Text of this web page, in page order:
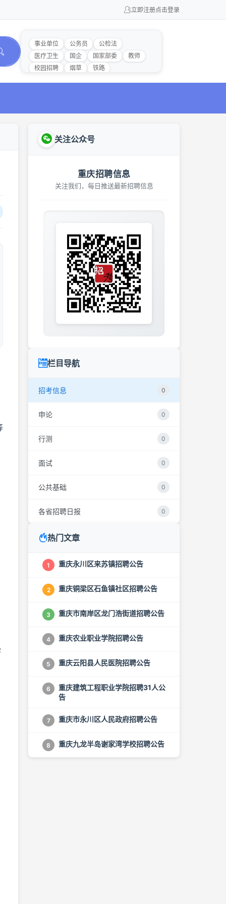
立即注册点击登录
事业单位 公务员
公检法
医疗卫生
国企 国家部委
教师
校园招聘
烟草 铁路
关注公众号
重庆招聘信息
关注我们，每日推送最新招聘信息
栏目导航
招考信息 0
申论 0
行测 0
面试 0
公共基础 0
各省招聘日报 0
热门文章
1 重庆永川区来苏镇招聘公告
2 重庆铜梁区石鱼镇社区招聘公告
3 重庆市南岸区龙门浩街道招聘公告
4 重庆农业职业学院招聘公告
5 重庆云阳县人民医院招聘公告
6
重庆建筑工程职业学院招聘31人公
告
7 重庆市永川区人民政府招聘公告
8 重庆九龙半岛谢家湾学校招聘公告